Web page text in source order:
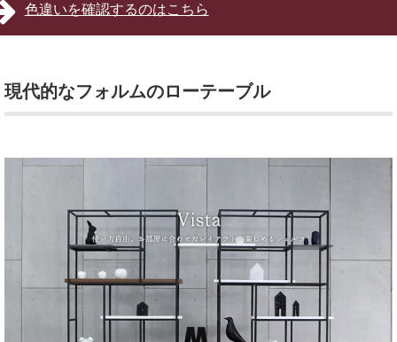
色違いを確認するのはこちら
現代的なフォルムのローテーブル